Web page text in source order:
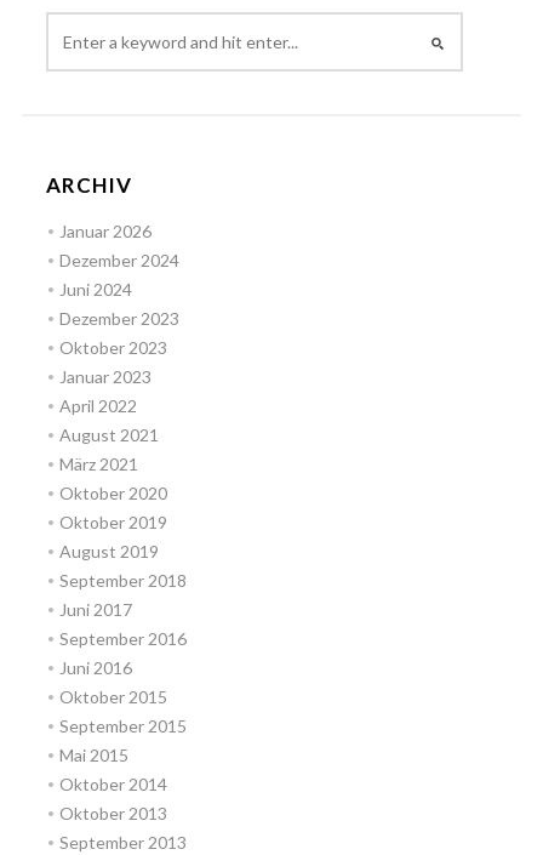
ARCHIV
Januar 2026
Dezember 2024
Juni 2024
Dezember 2023
Oktober 2023
Januar 2023
April 2022
August 2021
März 2021
Oktober 2020
Oktober 2019
August 2019
September 2018
Juni 2017
September 2016
Juni 2016
Oktober 2015
September 2015
Mai 2015
Oktober 2014
Oktober 2013
September 2013